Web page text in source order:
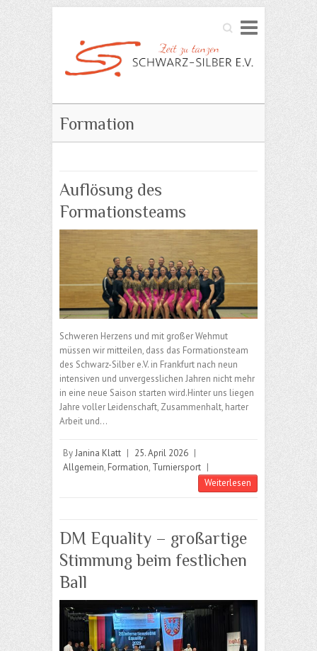
Search
Formation
Auflösung des
Formationsteams
Schweren Herzens und mit großer Wehmut
müssen wir mitteilen, dass das Formationsteam
des Schwarz-Silber e.V. in Frankfurt nach neun
intensiven und unvergesslichen Jahren nicht mehr
in eine neue Saison starten wird.Hinter uns liegen
Jahre voller Leidenschaft, Zusammenhalt, harter
Arbeit und…
ByJanina Klatt | 25. April 2026 |
Allgemein, Formation, Turniersport |
Weiterlesen
DM Equality – großartige
Stimmung beim festlichen
Ball